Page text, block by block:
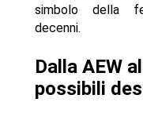
simbolo della
decenni.
Dalla AEW
possibili